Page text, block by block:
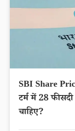
SBI Share
टर्म में 28 फीसदी तक रिटर्न देगा, क्या निवेश करना
चाहिए?